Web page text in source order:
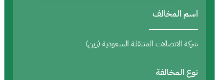
اسم المخالف
شركة الاتصالات المتنقلة السعودية (زين)
نوع المخالفة